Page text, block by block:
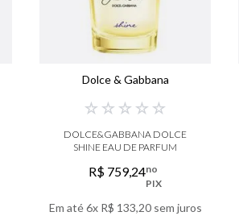
Dolce & Gabbana
☆ ☆ ☆ ☆ ☆
DOLCE&GABBANA DOLCE
SHINE EAU DE PARFUM
R$ 759,24no
PIX
Em até6x R$ 133,20sem juros